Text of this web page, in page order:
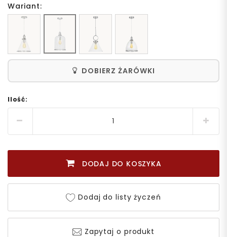
Wariant:
DOBIERZ ŻARÓWKI
Ilość:
DODAJ DO KOSZYKA
Dodaj do listy życzeń
Zapytaj o produkt